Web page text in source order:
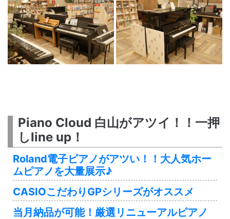
Piano Cloud 白山がアツイ！！一押
しline up！
Roland電子ピアノがアツい！！大人気ホー
ムピアノを大量展示♪
CASIOこだわりGPシリーズがオススメ
当月納品が可能！厳選リニューアルピアノ